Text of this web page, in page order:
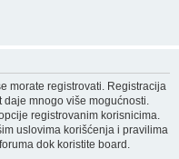
morate registrovati. Registracija
mnogo više mogućnosti.
registrovanim korisnicima.
uslovima korišćenja i pravilima
dok koristite board.